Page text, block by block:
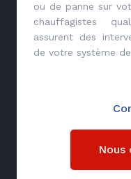
ou de panne sur
chauffagistes
assurent des
de votre système
Nous